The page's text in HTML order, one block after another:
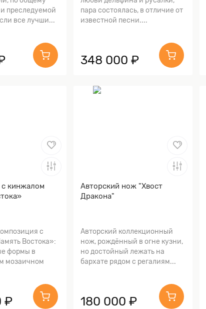
преследуемой
все лучши...
пара состоялась, в отличие от
известной песни....
348 000 ₽
кинжалом
с
Востока»:
формы в
мозаичном
₽
Авторский нож "Хвост
Дракона"
Авторский коллекционный
нож, рождённый в огне кузни,
но достойный лежать на
бархате рядом с регалиям...
180 000 ₽